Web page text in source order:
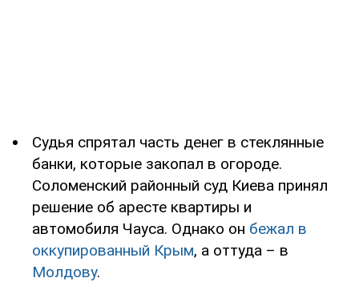
Судья спрятал часть денег в стеклянные
банки, которые закопал в огороде.
Соломенский районный суд Киева принял
решение об аресте квартиры и
автомобиля Чауса. Однако он бежал в
оккупированный Крым, а оттуда – в
Молдову.